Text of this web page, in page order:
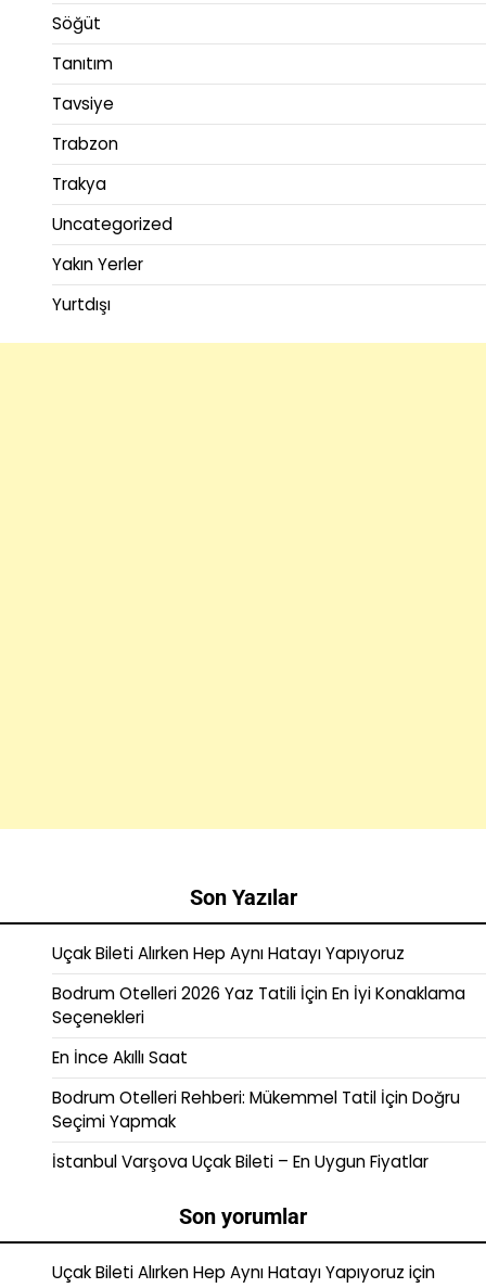
Söğüt
Tanıtım
Tavsiye
Trabzon
Trakya
Uncategorized
Yakın Yerler
Yurtdışı
Son Yazılar
Uçak Bileti Alırken Hep Aynı Hatayı Yapıyoruz
Bodrum Otelleri 2026 Yaz Tatili İçin En İyi Konaklama
Seçenekleri
En İnce Akıllı Saat
Bodrum Otelleri Rehberi: Mükemmel Tatil İçin Doğru
Seçimi Yapmak
İstanbul Varşova Uçak Bileti – En Uygun Fiyatlar
Son yorumlar
Uçak Bileti Alırken Hep Aynı Hatayı Yapıyoruz için